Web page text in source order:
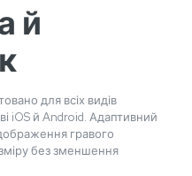
й
для всіх видів
iOS й Android. Адаптивний
гравого
без зменшення